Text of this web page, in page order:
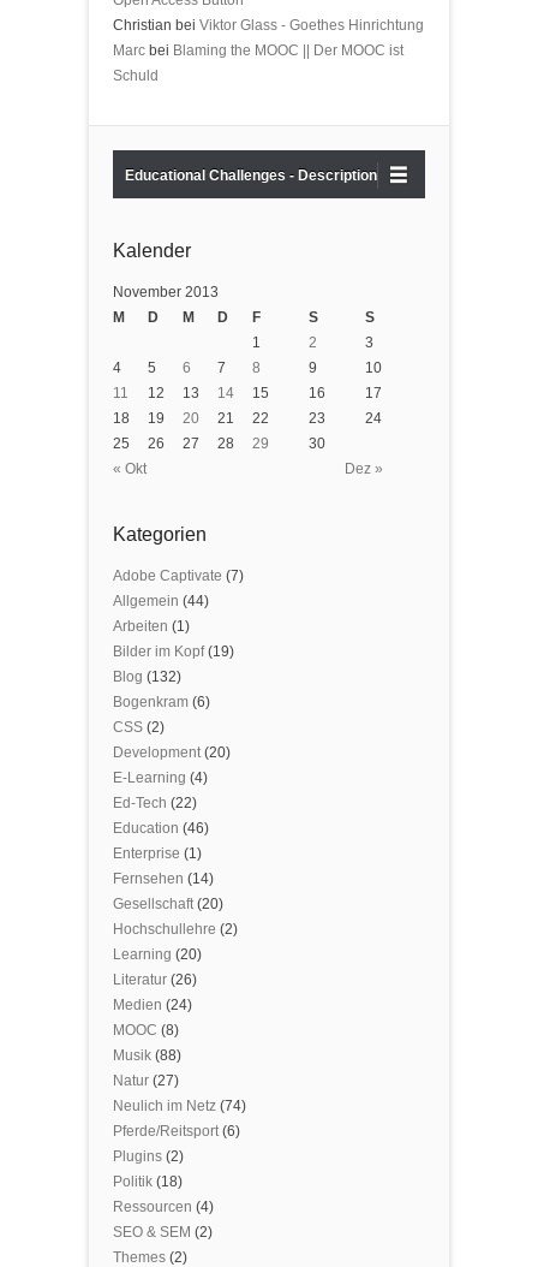
Christian bei Viktor Glass - Goethes Hinrichtung
Marc bei Blaming the MOOC || Der MOOC ist
Schuld
Educational Challenges - Description
Kalender
November 2013
M
D M D F S S
« Okt Dez »
1 2
3
4
5 6 7 8 9
10
11
12 13 14 15 16
17
18
19 20 21 22 23
24
25
26 27 28 29 30
Kategorien
Adobe Captivate (7)
Allgemein (44)
Arbeiten (1)
Bilder im Kopf(19)
Blog (132)
Bogenkram (6)
CSS (2)
Development (20)
E-Learning (4)
Ed-Tech (22)
Education (46)
Enterprise (1)
Fernsehen (14)
Gesellschaft (20)
Hochschullehre (2)
Learning (20)
Literatur (26)
Medien (24)
MOOC (8)
Musik (88)
Natur (27)
Neulich im Netz (74)
Pferde/Reitsport (6)
Plugins (2)
Politik (18)
Ressourcen (4)
SEO & SEM (2)
Themes (2)